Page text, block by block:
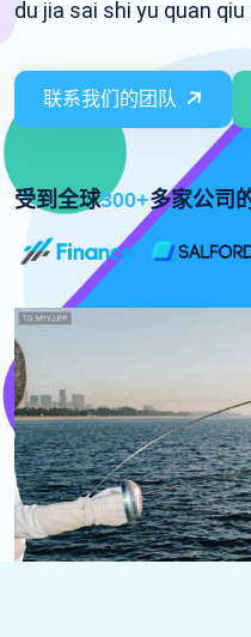
du jia sai shi yu quan
联系我们的团队
受到全球300+多家公司